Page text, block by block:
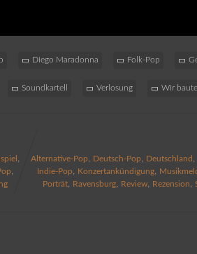
Diego Maradonna Folk-Pop
Soundkartell Verlosung Wir
Alternative-Pop Deutsch-Pop Deutschland
Indie-Pop Konzertankündigung
Porträt Ravensburg Review Rezension ,